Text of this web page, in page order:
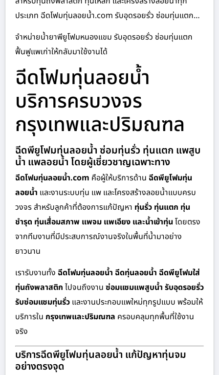
ประเภท ฉีดโฟมทุ่นลอยน้ำ.com รับอุดรอยรั่ว ซ่อมทุ่นแตก…
จำหน่ายน้ำยาพียูโฟมหนองแขม รับอุดรอยรั่ว ซ่อมทุ่นแตก
ฟื้นฟูแพเก่าให้กลับมาใช้งานได้
ฉีดโฟมทุ่นลอยน้ำ
บริการครบวงจร
กรุงเทพและปริมณฑล
ฉีดพียูโฟมทุ่นลอยน้ำ ซ่อมทุ่นรั่ว ทุ่นแตก แพสูบ
น้ำ แพลอยน้ำ โดยผู้เชี่ยวชาญเฉพาะทาง
ฉีดโฟมทุ่นลอยน้ำ.com คือผู้ให้บริการด้าน ฉีดพียูโฟมทุ่น
ลอยน้ำ และงานระบบทุ่น แพ และโครงสร้างลอยน้ำแบบครบ
วงจร สำหรับลูกค้าที่ต้องการแก้ปัญหา ทุ่นรั่ว ทุ่นแตก ทุ่น
ชำรุด ทุ่นเสื่อมสภาพ แพจม แพเอียง และน้ำเข้าทุ่น โดยตรง
จากทีมงานที่มีประสบการณ์งานจริงในพื้นที่น้ำมาอย่าง
ยาวนาน
เรารับงานทั้ง ฉีดโฟมทุ่นลอยน้ำ ฉีดทุ่นลอยน้ำ ฉีดพียูโฟมใส่
ทุ่นถังพลาสติก ไปจนถึงงาน ซ่อมแซมแพสูบน้ำ รับอุดรอยรั่ว
รับซ่อมแซมทุ่นรั่ว และงานประกอบแพใหม่ทุกรูปแบบ พร้อมให้
บริการใน กรุงเทพและปริมณฑล ครอบคลุมทุกพื้นที่ใช้งาน
จริง
บริการฉีดพียูโฟมทุ่นลอยน้ำ แก้ปัญหาทุ่นจม
อย่างตรงจุด